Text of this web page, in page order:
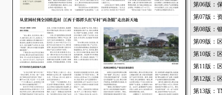
第06版：
第07版：
第08版：
第09版：
第10版：
第11版：
第12版：
第13版：